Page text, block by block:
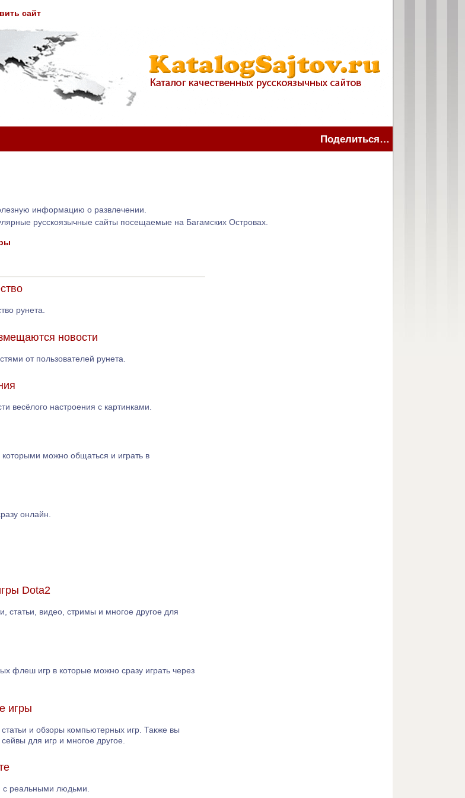
информацию о развлечении.
русскоязычные сайты посещаемые на Багамских Островах.
рунета.
новости
от пользователей рунета.
весёлого настроения с картинками.
можно общаться и играть в
онлайн.
Dota2
статьи, видео, стримы и многое другое для
флеш игр в которые можно сразу играть через
игры
и обзоры компьютерных игр. Также вы
для игр и многое другое.
с реальными людьми.
сайт
Поделиться…